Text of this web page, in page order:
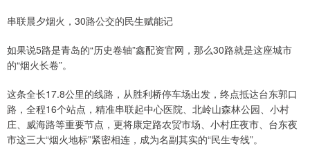
串联晨夕烟火，30路公交的民生赋能记
如果说5路是青岛的“历史卷轴”鑫配资官网，那么30路就是这座城市
的“烟火长卷”。
这条全长17.8公里的线路，从胜利桥停车场出发，终点抵达台东郭口
路，全程16个站点，精准串联起中心医院、北岭山森林公园、小村
庄、威海路等重要节点，更将康定路农贸市场、小村庄夜市、台东夜
市这三大“烟火地标”紧密相连，成为名副其实的“民生专线”。